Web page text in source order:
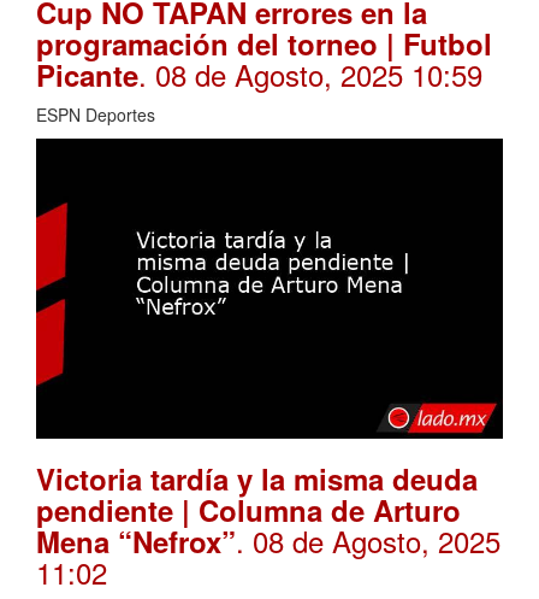
Cup NO TAPAN errores en la
programación del torneo | Futbol
Picante. 08 de Agosto, 2025 10:59
ESPN Deportes
Victoria tardía y la misma deuda
pendiente | Columna de Arturo
Mena “Nefrox”. 08 de Agosto, 2025
11:02